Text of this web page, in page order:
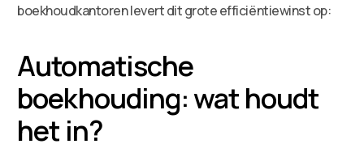
boekhoudkantoren levert dit grote efficiëntiewinst op:
Automatische
boekhouding: wat houdt
het in?